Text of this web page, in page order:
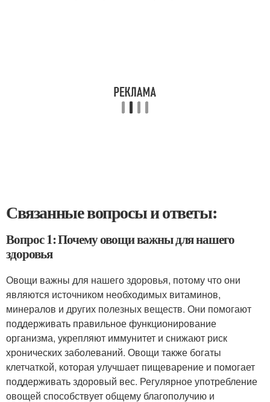
Связанные вопросы и ответы:
Вопрос 1: Почему овощи важны для нашего
здоровья
Овощи важны для нашего здоровья, потому что они
являются источником необходимых витаминов,
минералов и других полезных веществ. Они помогают
поддерживать правильное функционирование
организма, укрепляют иммунитет и снижают риск
хронических заболеваний. Овощи также богаты
клетчаткой, которая улучшает пищеварение и помогает
поддерживать здоровый вес. Регулярное употребление
овощей способствует общему благополучию и